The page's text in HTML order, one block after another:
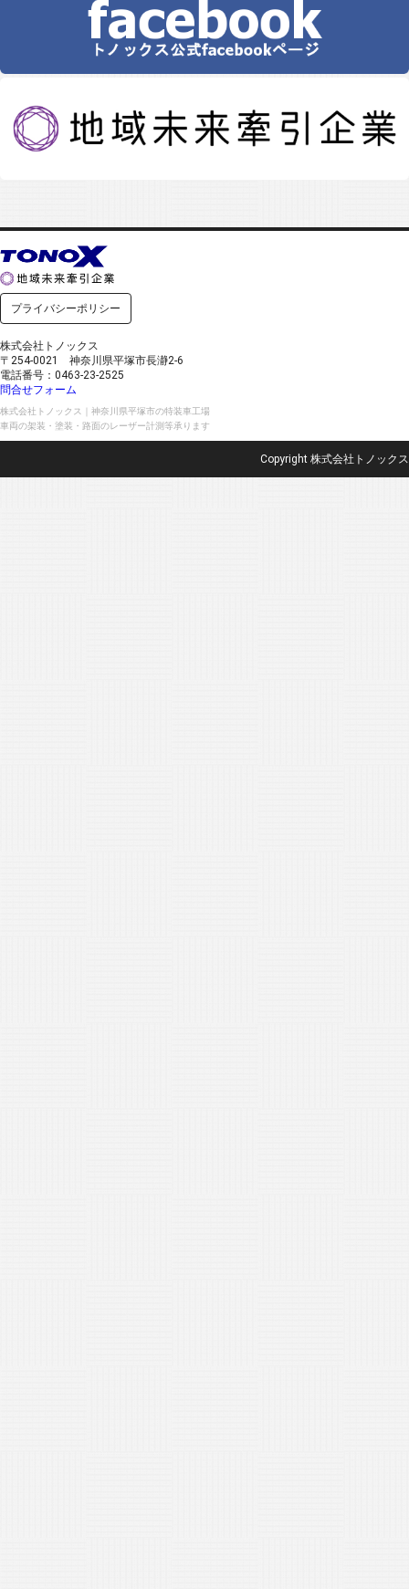
プライバシーポリシー
株式会社トノックス
〒254-0021 神奈川県平塚市長瀞2-6
電話番号：0463-23-2525
問合せフォーム
株式会社トノックス｜神奈川県平塚市の特装車工場
車両の架装・塗装・路面のレーザー計測等承ります
Copyright 株式会社トノックス